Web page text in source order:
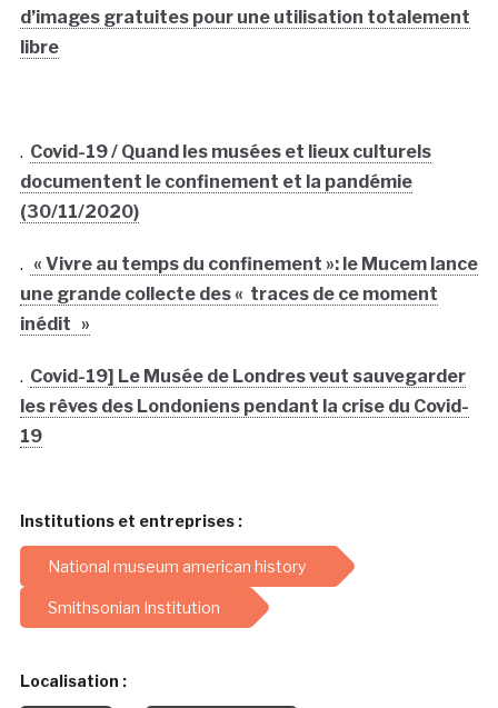
d’images gratuites pour une utilisation totalement
libre
. Covid-19 / Quand les musées et lieux culturels
documentent le confinement et la pandémie
(30/11/2020)
. « Vivre au temps du confinement »: le Mucem lance
une grande collecte des « traces de ce moment
inédit »
. Covid-19] Le Musée de Londres veut sauvegarder
les rêves des Londoniens pendant la crise du Covid-
19
Institutions et entreprises :
National museum american history
Smithsonian Institution
Localisation :